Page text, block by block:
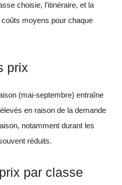
choisie, l’itinéraire, et la
moyens pour chaque
prix
(mai-septembre) entraîne
en raison de la demande
notamment durant les
réduits.
par classe